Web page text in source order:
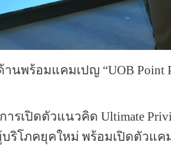
านพร้อมแคมเปญ “UOB Point
ารเปิดตัวแนวคิดUltimate
ริโภคยุคใหม่ พร้อมเปิดตัวแค